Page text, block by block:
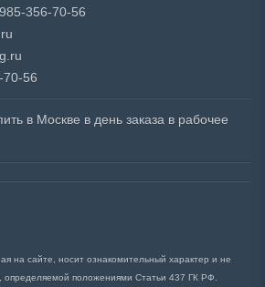
356-70-56
56
в Москве в день заказа в рабочее
на сайте, носит ознакомительный характер и не
определяемой положениями Статьи 437 ГК РФ.